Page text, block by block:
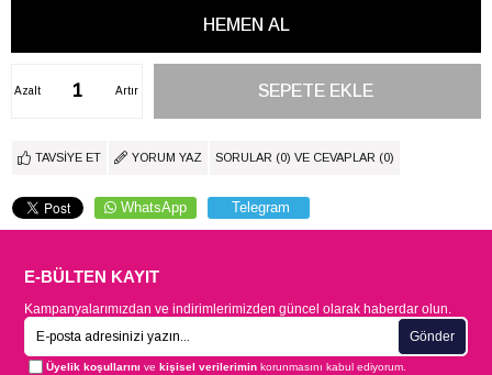
Artır
Azalt
TAVSIYE ET YORUM YAZ SORULAR (0) VE CEVAPLAR (0)
WhatsApp Telegram
E-BÜLTEN KAYIT
Kampanyalarımızdan ve indirimlerimizden güncel olarak haberdar olun.
Gönder
Üyelik koşullarını vekişisel verilerimin korunmasını kabul ediyorum.